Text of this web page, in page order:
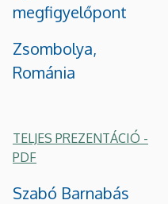
megfigyelőpont
Zsombolya,
Románia
TELJES PREZENTÁCIÓ -
PDF
Szabó Barnabás